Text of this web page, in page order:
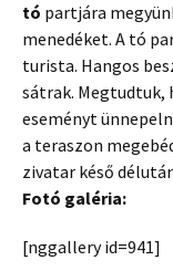
tó partjára
menedéket. A tó
turista. Hangos
sátrak. Megtudtuk,
eseményt
a teraszon
zivatar késő
Fotó galéria:
[nggallery id=941]